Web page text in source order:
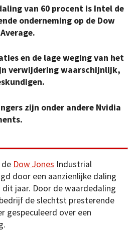
van 60 procent is Intel de
onderneming op de Dow
en de lage weging van het
verwijdering waarschijnlijk,
zijn onder andere Nvidia
Dow Jones Industrial
door een aanzienlijke daling
dit jaar. Door de waardedaling
de slechtst presterende
gespeculeerd over een